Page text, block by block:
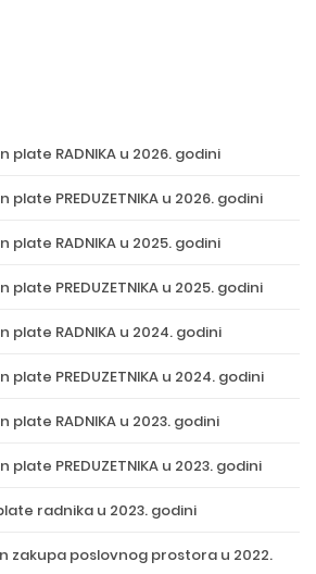
RADNIKA u 2026. godini
PREDUZETNIKA u 2026. godini
RADNIKA u 2025. godini
PREDUZETNIKA u 2025. godini
RADNIKA u 2024. godini
PREDUZETNIKA u 2024. godini
RADNIKA u 2023. godini
PREDUZETNIKA u 2023. godini
radnika u 2023. godini
zakupa poslovnog prostora u 2022.